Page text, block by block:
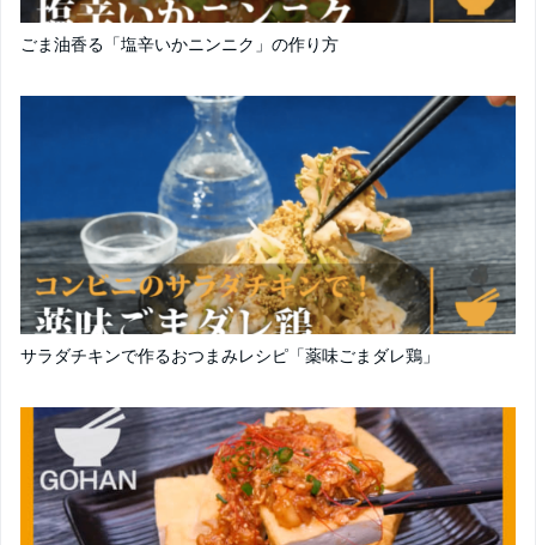
ごま油香る「塩辛いかニンニク」の作り方
サラダチキンで作るおつまみレシピ「薬味ごまダレ鶏」